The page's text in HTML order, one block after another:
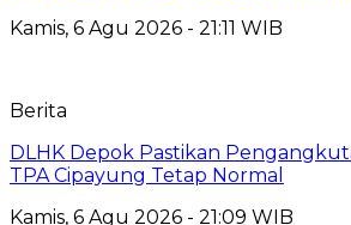
Kamis, 6 Agu 2026 - 21:11 WIB
Berita
DLHK Depok Pastikan
TPA Cipayung Tetap Normal
Kamis, 6 Agu 2026 - 21:09 WIB